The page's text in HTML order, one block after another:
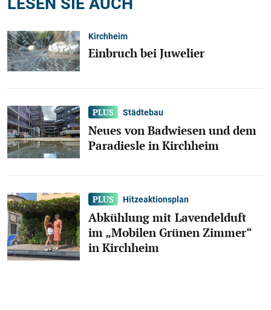
Kirchheim
Einbruch bei Juwelier
Städtebau
Neues von Badwiesen und dem
Paradiesle in Kirchheim
Hitzeaktionsplan
Abkühlung mit Lavendelduft
im „Mobilen Grünen Zimmer“
in Kirchheim